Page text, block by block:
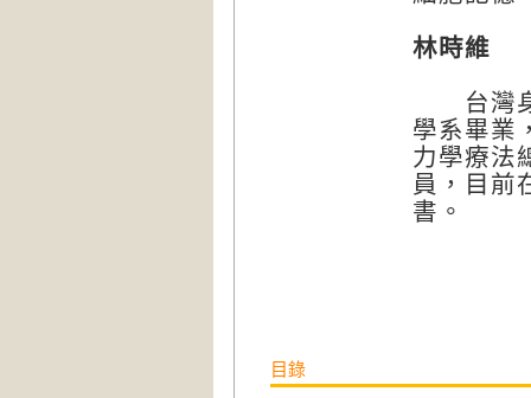
林時維
台灣身
學系畢業
力學療法
員，目前
書。
目錄